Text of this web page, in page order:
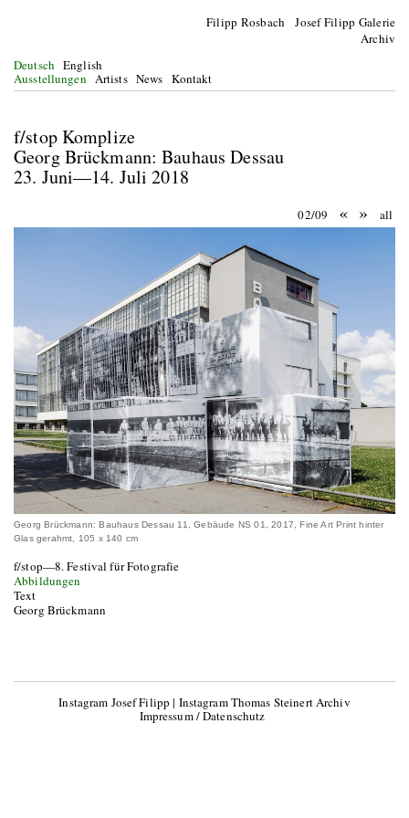
Filipp Rosbach Josef Filipp Galerie
Archiv
Deutsch English
Ausstellungen Artists News Kontakt
f/stop Komplize
Georg Brückmann: Bauhaus Dessau
23. Juni—14. Juli 2018
02/09 « » all
Georg Brückmann: Bauhaus Dessau 11, Gebäude NS 01, 2017, Fine Art Print hinter
Glas gerahmt, 105 x 140 cm
f/stop—8. Festival für Fotografie
Abbildungen
Text
Georg Brückmann
Instagram Josef Filipp | Instagram Thomas Steinert Archiv
Impressum / Datenschutz